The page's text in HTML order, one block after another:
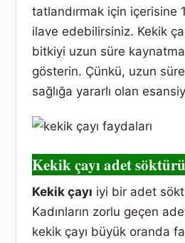
tatlandırmak için içerisine
ilave edebilirsiniz. Kekik
bitkiyi uzun süre
gösterin. Çünkü, uzun
sağlığa yararlı olan
Kekik çayı adet
Kekik çayı iyi bir adet
Kadınların zorlu geçen
kekik çayı büyük oranda